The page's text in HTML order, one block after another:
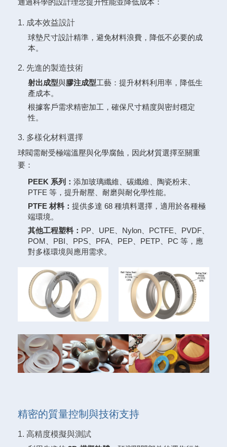
通過科學的設計理念提升性能並降低成本：
1. 成本效益設計
球墊尺寸設計精準，避免材料浪費，降低不必要的成
本。
2. 先進的製造技術
射出成型與膠注成型工藝：提升材料利用率，降低生
產成本。
根據客戶需求精密加工，確保尺寸精度與密封穩定
性。
3. 多樣化材料選擇
球閥需耐受極端溫壓與化學腐蝕，因此材質選擇至關重
要：
PEEK 系列： 添加玻璃纖維、碳纖維、陶瓷粉末、
PTFE 等，提升耐壓、耐磨與耐化學性能。
PTFE 材料： 提供多達 68 種填料選擇，適用於各種極
端環境。
其他工程塑料： PP、UPE、Nylon、PCTFE、PVDF、
POM、PBI、PPS、PFA、PEP、PETP、PC 等，應
對多樣環境與應用需求。
精密的質量控制與技術支持
1. 高精度模擬與測試